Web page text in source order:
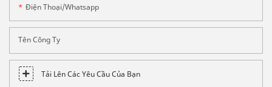
Điện Thoại/whatsapp
Tên Công Ty
Tải Lên Các Yêu Cầu Của Bạn